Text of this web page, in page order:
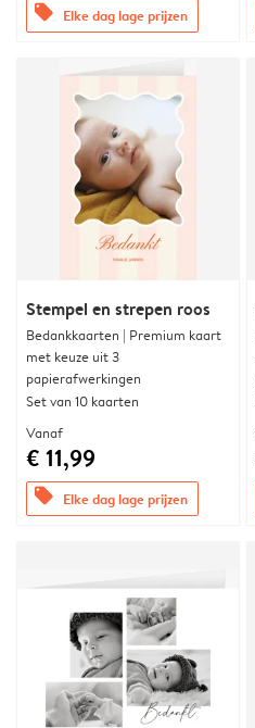
offers Elke dag lage prijzen
Stempel en strepen roos
Bedankkaarten | Premium kaart
met keuze uit 3
papierafwerkingen
Set van 10 kaarten
Vanaf
€ 11,99
offers Elke dag lage prijzen